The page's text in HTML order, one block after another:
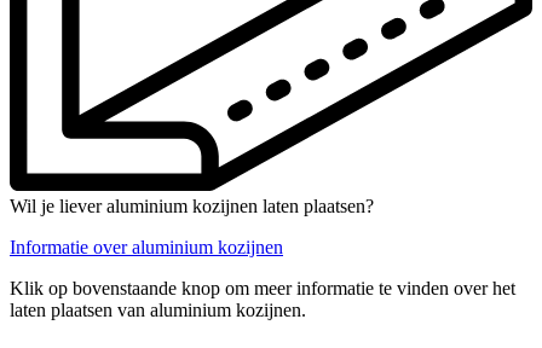
Wil je liever aluminium kozijnen laten plaatsen?
Informatie over aluminium kozijnen
Klik op bovenstaande knop om meer informatie te vinden over het
laten plaatsen van aluminium kozijnen.